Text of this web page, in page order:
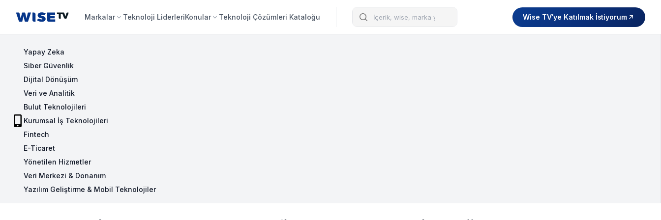
Wise TV Markalar Teknoloji LiderleriKonular Teknoloji Çözümleri Kataloğu Arama Wise TV'ye Katılmak İstiyorum
Yapay Zeka
Siber Güvenlik
Dijital Dönüşüm
Veri ve Analitik
Bulut Teknolojileri
Kurumsal İş Teknolojileri
Fintech
E-Ticaret
Yönetilen Hizmetler
Veri Merkezi & Donanım
Yazılım Geliştirme & Mobil Teknolojiler